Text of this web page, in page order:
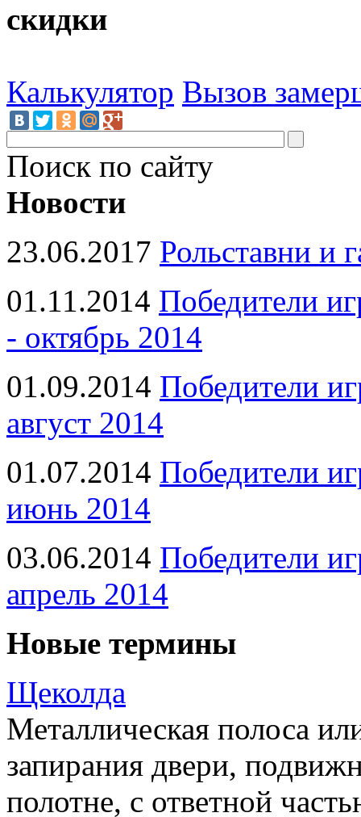
скидки
Калькулятор Вызов
Поиск по сайту
Новости
23.06.2017 Рольставни и
01.11.2014 Победители
- октябрь 2014
01.09.2014 Победители
август 2014
01.07.2014 Победители
июнь 2014
03.06.2014 Победители
апрель 2014
Новые термины
Щеколда
Металлическая полоса
запирания двери,
полотне, с ответной